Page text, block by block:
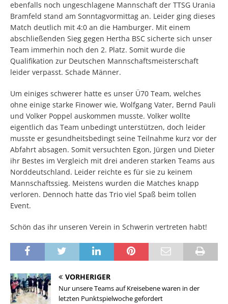
ebenfalls noch ungeschlagene Mannschaft der TTSG Urania
Bramfeld stand am Sonntagvormittag an. Leider ging dieses
Match deutlich mit 4:0 an die Hamburger. Mit einem
abschließenden Sieg gegen Hertha BSC sicherte sich unser
Team immerhin noch den 2. Platz. Somit wurde die
Qualifikation zur Deutschen Mannschaftsmeisterschaft
leider verpasst. Schade Männer.
Um einiges schwerer hatte es unser Ü70 Team, welches
ohne einige starke Finower wie, Wolfgang Vater, Bernd Pauli
und Volker Poppel auskommen musste. Volker wollte
eigentlich das Team unbedingt unterstützen, doch leider
musste er gesundheitsbedingt seine Teilnahme kurz vor der
Abfahrt absagen. Somit versuchten Egon, Jürgen und Dieter
ihr Bestes im Vergleich mit drei anderen starken Teams aus
Norddeutschland. Leider reichte es für sie zu keinem
Mannschaftssieg. Meistens wurden die Matches knapp
verloren. Dennoch hatte das Trio viel Spaß beim tollen
Event.
Schön das ihr unseren Verein in Schwerin vertreten habt!
VORHERIGER
Nur unsere Teams auf Kreisebene waren in der
letzten Punktspielwoche gefordert